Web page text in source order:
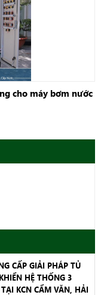
cho máy bơm nước
CẤP GIẢI PHÁP TỦ
HỆ THỐNG 3
KCN CẨM VĂN, HẢI